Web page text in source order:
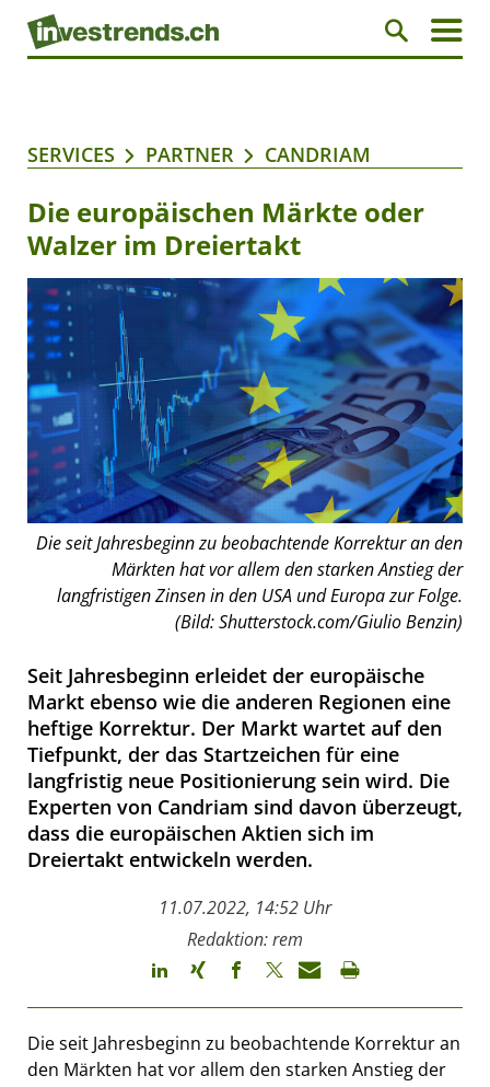
SERVICES PARTNER CANDRIAM
Die europäischen Märkte oder
Walzer im Dreiertakt
Die seit Jahresbeginn zu beobachtende Korrektur an den
Märkten hat vor allem den starken Anstieg der
langfristigen Zinsen in den USA und Europa zur Folge.
(Bild: Shutterstock.com/Giulio Benzin)
Seit Jahresbeginn erleidet der europäische
Markt ebenso wie die anderen Regionen eine
heftige Korrektur. Der Markt wartet auf den
Tiefpunkt, der das Startzeichen für eine
langfristig neue Positionierung sein wird. Die
Experten von Candriam sind davon überzeugt,
dass die europäischen Aktien sich im
Dreiertakt entwickeln werden.
11.07.2022, 14:52 Uhr
Redaktion: rem
Die seit Jahresbeginn zu beobachtende Korrektur an
den Märkten hat vor allem den starken Anstieg der